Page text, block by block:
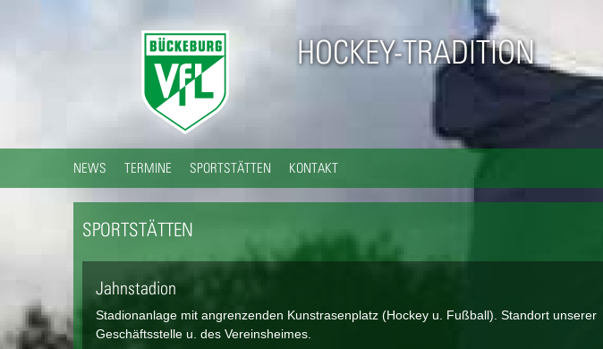
HOCKEY-TRADITION
NEWS TERMINE SPORTSTÄTTEN KONTAKT
SPORTSTÄTTEN
Jahnstadion
Stadionanlage mit angrenzenden Kunstrasenplatz (Hockey u. Fußball). Standort unserer
Geschäftsstelle u. des Vereinsheimes.